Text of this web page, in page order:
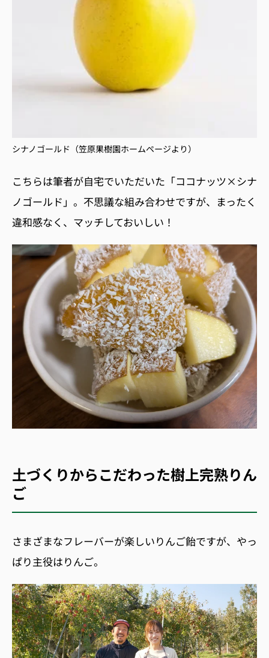
シナノゴールド（笠原果樹園ホームページより）
こちらは筆者が自宅でいただいた「ココナッツ×シナ
ノゴールド」。不思議な組み合わせですが、まったく
違和感なく、マッチしておいしい！
土づくりからこだわった樹上完熟りん
ご
さまざまなフレーバーが楽しいりんご飴ですが、やっ
ぱり主役はりんご。